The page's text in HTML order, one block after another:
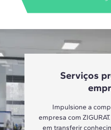
Serviços
Impulsione a
empresa com
em transferir